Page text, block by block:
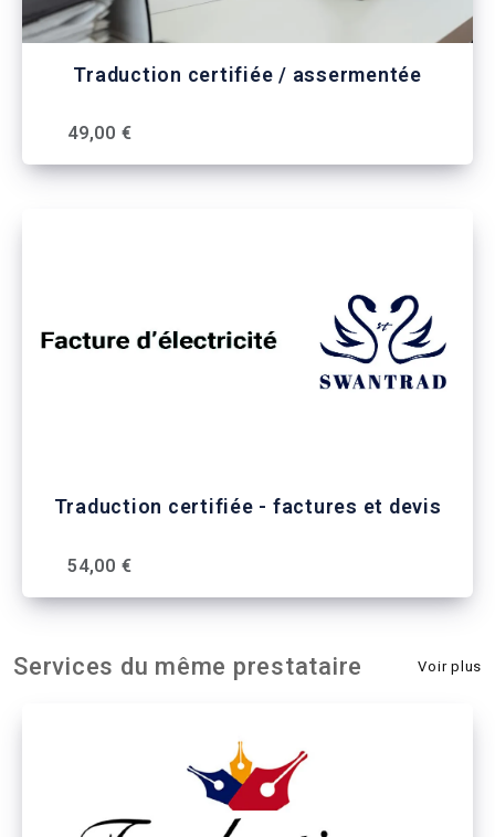
Traduction certifiée / assermentée
49,00 €
Traduction certifiée - factures et devis
54,00 €
Services du même prestataire Voir plus